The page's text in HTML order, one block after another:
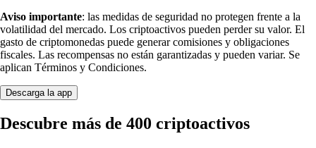
Aviso importante: las medidas de seguridad no protegen frente a la
volatilidad del mercado. Los criptoactivos pueden perder su valor. El
gasto de criptomonedas puede generar comisiones y obligaciones
fiscales. Las recompensas no están garantizadas y pueden variar. Se
aplican Términos y Condiciones.
Descarga la app
Descubre más de 400 criptoactivos